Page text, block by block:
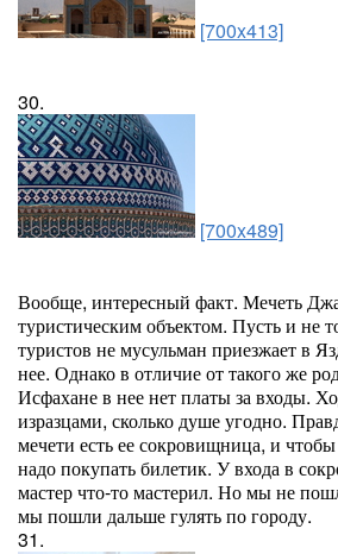
[700x413]
30.
[700x489]
Вообще, интересный факт. Мечеть
туристическим объектом. Пусть и не
туристов не мусульман приезжает в
нее. Однако в отличие от такого же
Исфахане в нее нет платы за входы.
изразцами, сколько душе угодно.
мечети есть ее сокровищница, и
надо покупать билетик. У входа в
мастер что-то мастерил. Но мы не
мы пошли дальше гулять по городу.
31.